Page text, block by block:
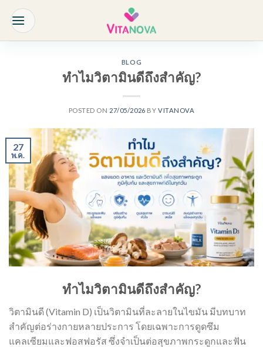
content
BLOG
ทำไมวิตามินดีถึงสำคัญ?
POSTED ON 27/05/2026 BY VITANOVA
27
พ.ค.
ทำไมวิตามินดีถึงสำคัญ?
วิตามินดี (Vitamin D) เป็นวิตามินที่ละลายในไขมัน มีบทบาท
สำคัญต่อร่างกายหลายประการ โดยเฉพาะการดูดซึม
แคลเซียมและฟอสฟอรัส ซึ่งจำเป็นต่อสุขภาพกระดูกและฟัน